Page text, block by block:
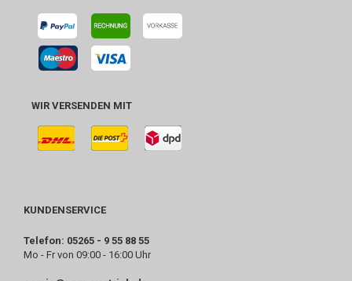
WIR VERSENDEN MIT
KUNDENSERVICE
Telefon: 05265 - 9 55 88 55
Mo - Fr von 09:00 - 16:00 Uhr